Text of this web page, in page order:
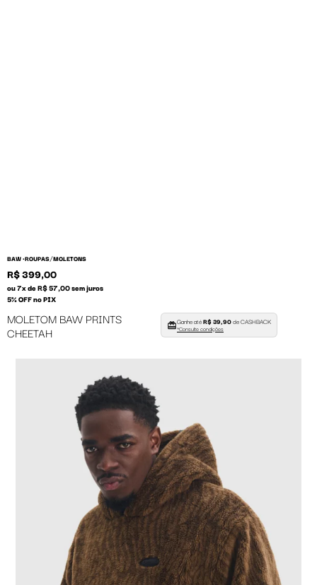
BAW •ROUPAS/MOLETONS
R$ 399,00
ou 7x de R$ 57,00 sem juros
5% OFF no PIX
MOLETOM BAW PRINTS
CHEETAH
Ganhe atéR$ 39,90de CASHBACK
*Consulte condições